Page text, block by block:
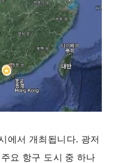
에서 개최됩니다. 광저
요 항구 도시 중 하나